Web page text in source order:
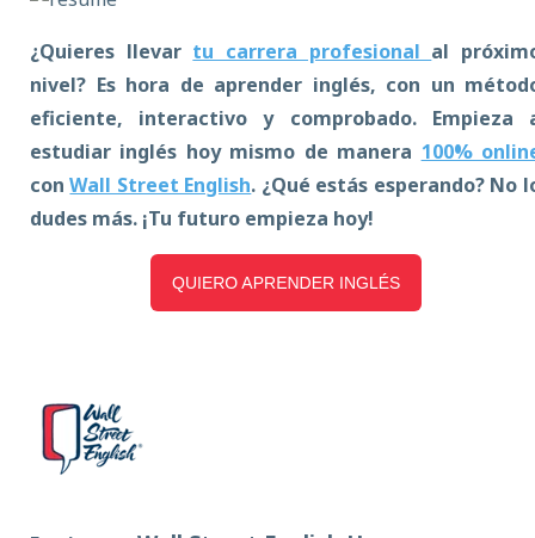
¿Quieres llevar tu carrera profesional al
nivel? Es hora de aprender inglés, con un
eficiente, interactivo y comprobado. Empieza
estudiar inglés hoy mismo de manera 100%
conWall Street English. ¿Qué estás esperando? No
dudes más. ¡Tu futuro empieza hoy!